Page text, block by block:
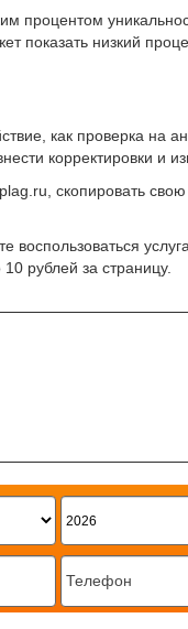
процентом
показать низкий
как проверка на
корректировки и
скопировать
воспользоваться
рублей за страницу.